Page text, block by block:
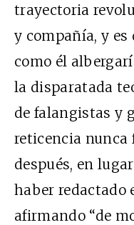
trayectoria
y compañía, y es
como él
la disparatada
de falangistas y
reticencia nunca
después, en
haber redactado
afirmando “de